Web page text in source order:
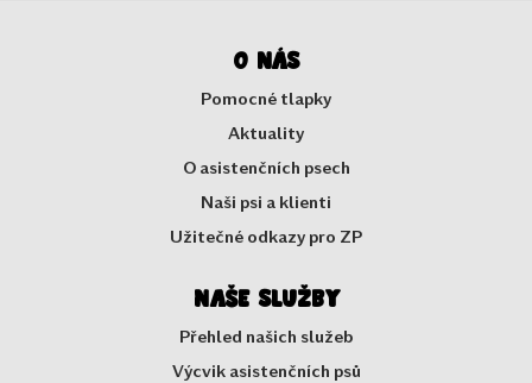
O nás
Pomocné tlapky
Aktuality
O asistenčních psech
Naši psi a klienti
Užitečné odkazy pro ZP
Naše služby
Přehled našich služeb
Výcvik asistenčních psů